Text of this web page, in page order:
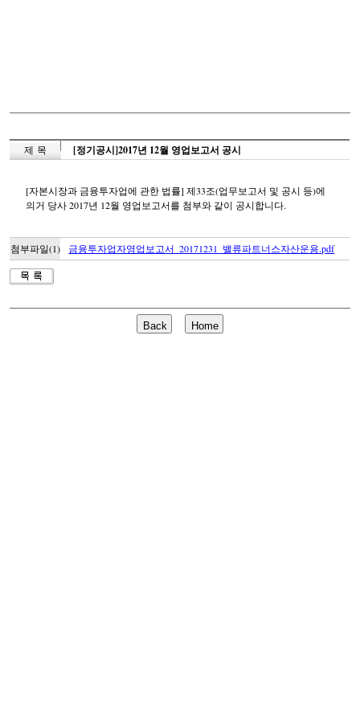
제 목 [정기공시]2017년 12월 영업보고서 공시
[자본시장과 금융투자업에 관한 법률] 제33조(업무보고서 및 공시 등)에
의거 당사 2017년 12월 영업보고서를 첨부와 같이 공시합니다.
첨부파일(1) 금융투자업자영업보고서_20171231_밸류파트너스자산운용.pdf